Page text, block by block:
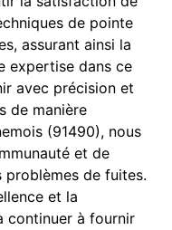
de pointe
assurant ainsi la
expertise dans ce
avec précision et
de manière
(91490), nous
et de
de fuites.
et la
continuer à fournir